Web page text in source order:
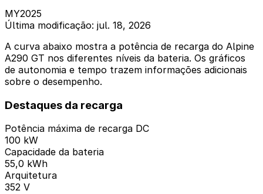
MY2025
Última modificação: jul. 18, 2026
A curva abaixo mostra a potência de recarga do Alpine
A290 GT nos diferentes níveis da bateria. Os gráficos
de autonomia e tempo trazem informações adicionais
sobre o desempenho.
Destaques da recarga
Potência máxima de recarga DC
100 kW
Capacidade da bateria
55,0 kWh
Arquitetura
352 V